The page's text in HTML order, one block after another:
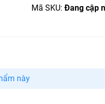
Mã SKU:Đang cập
này